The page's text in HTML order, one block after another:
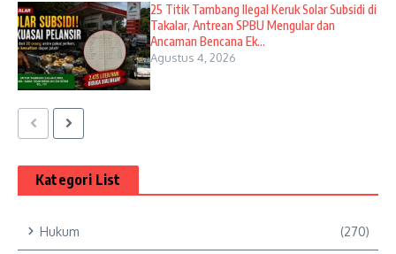
25 Titik Tambang Ilegal Keruk Solar Subsidi di
Takalar, Antrean SPBU Mengular dan
Ancaman Bencana Ek...
Agustus 4, 2026
Kategori List
Hukum (270)